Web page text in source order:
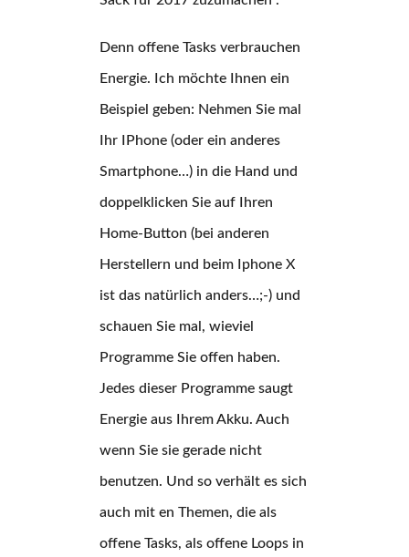
Denn offene Tasks verbrauchen
Energie. Ich möchte Ihnen ein
Beispiel geben: Nehmen Sie mal
Ihr IPhone (oder ein anderes
Smartphone…) in die Hand und
doppelklicken Sie auf Ihren
Home-Button (bei anderen
Herstellern und beim Iphone X
ist das natürlich anders…;-) und
schauen Sie mal, wieviel
Programme Sie offen haben.
Jedes dieser Programme saugt
Energie aus Ihrem Akku. Auch
wenn Sie sie gerade nicht
benutzen. Und so verhält es sich
auch mit en Themen, die als
offene Tasks, als offene Loops in